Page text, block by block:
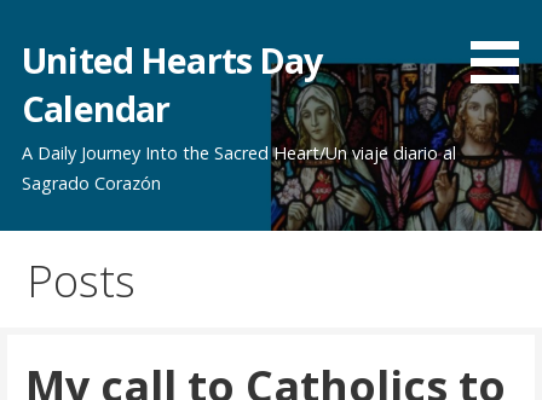
content
United Hearts Day
Calendar
A Daily Journey Into the Sacred Heart/Un viaje diario al
Sagrado Corazón
Posts
My call to Catholics to